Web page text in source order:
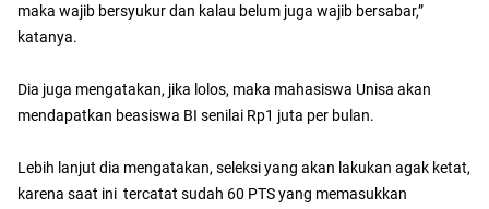
maka wajib bersyukur dan kalau belum juga wajib bersabar,”
katanya.
Dia juga mengatakan, jika lolos, maka mahasiswa Unisa akan
mendapatkan beasiswa BI senilai Rp1 juta per bulan.
Lebih lanjut dia mengatakan, seleksi yang akan lakukan agak ketat,
karena saat ini tercatat sudah 60 PTS yang memasukkan